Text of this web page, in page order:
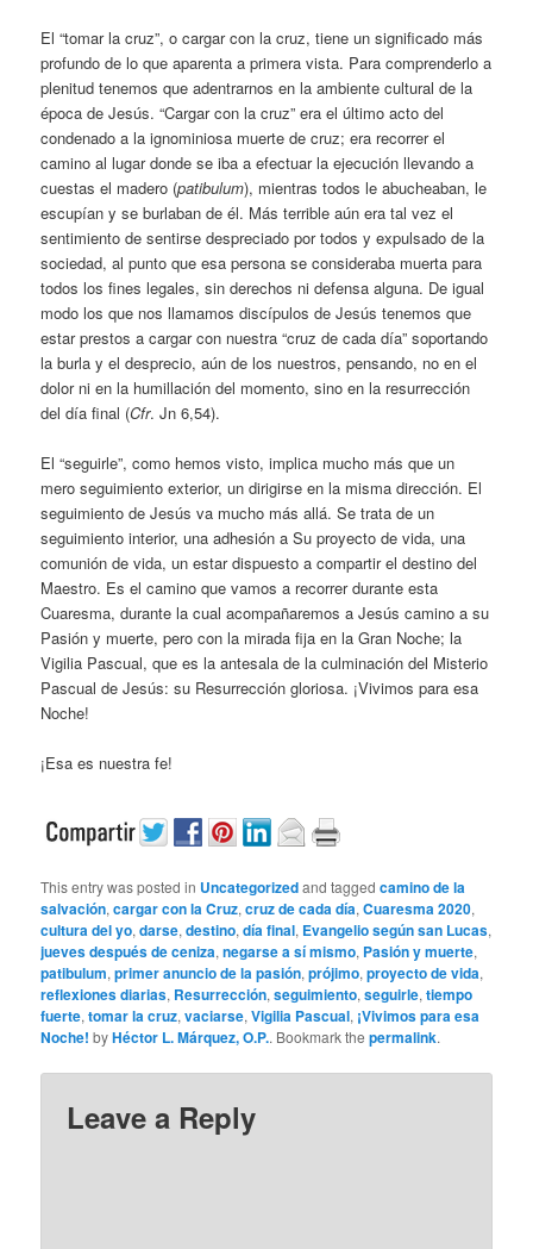
El “tomar la cruz”, o cargar con la cruz, tiene un significado más
profundo de lo que aparenta a primera vista. Para comprenderlo a
plenitud tenemos que adentrarnos en la ambiente cultural de la
época de Jesús. “Cargar con la cruz” era el último acto del
condenado a la ignominiosa muerte de cruz; era recorrer el
camino al lugar donde se iba a efectuar la ejecución llevando a
cuestas el madero (patibulum), mientras todos le abucheaban, le
escupían y se burlaban de él. Más terrible aún era tal vez el
sentimiento de sentirse despreciado por todos y expulsado de la
sociedad, al punto que esa persona se consideraba muerta para
todos los fines legales, sin derechos ni defensa alguna. De igual
modo los que nos llamamos discípulos de Jesús tenemos que
estar prestos a cargar con nuestra “cruz de cada día” soportando
la burla y el desprecio, aún de los nuestros, pensando, no en el
dolor ni en la humillación del momento, sino en la resurrección
del día final (Cfr. Jn 6,54).
El “seguirle”, como hemos visto, implica mucho más que un
mero seguimiento exterior, un dirigirse en la misma dirección. El
seguimiento de Jesús va mucho más allá. Se trata de un
seguimiento interior, una adhesión a Su proyecto de vida, una
comunión de vida, un estar dispuesto a compartir el destino del
Maestro. Es el camino que vamos a recorrer durante esta
Cuaresma, durante la cual acompañaremos a Jesús camino a su
Pasión y muerte, pero con la mirada fija en la Gran Noche; la
Vigilia Pascual, que es la antesala de la culminación del Misterio
Pascual de Jesús: su Resurrección gloriosa. ¡Vivimos para esa
Noche!
¡Esa es nuestra fe!
This entry was posted in Uncategorizedand taggedcamino de la
salvación,cargar con la Cruz,cruz de cada día,Cuaresma 2020,
cultura del yo,darse,destino,día final, Evangelio según san Lucas,
jueves después de ceniza,negarse a sí mismo, Pasión y muerte,
patibulum,primer anuncio de la pasión,prójimo,proyecto de vida,
reflexiones diarias, Resurrección,seguimiento,seguirle,tiempo
fuerte,tomar la cruz,vaciarse,Vigilia Pascual, ¡Vivimos para esa
Noche! byHéctor L. Márquez, O.P.. Bookmark thepermalink.
Leave a Reply